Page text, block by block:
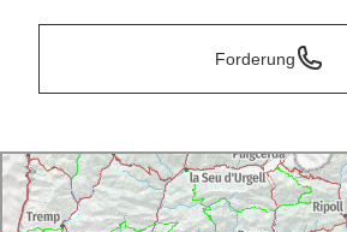
Forderung